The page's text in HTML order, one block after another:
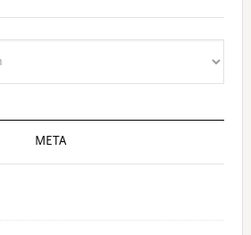
META